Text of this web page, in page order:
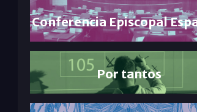
Conferencia Episcopal
Por tantos